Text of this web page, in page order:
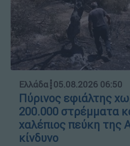
Ελλάδα┋05.08.2026 06:50
Πύρινος εφιάλτης
200.000 στρέμματα
χαλέπιος πεύκη της
κίνδυνο